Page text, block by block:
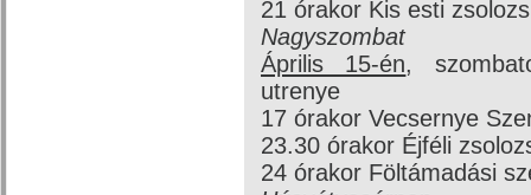
21 órakor Kis esti
Nagyszombat
Április 15-én,
utrenye
17 órakor Vecsernye
23.30 órakor Éjféli
24 órakor Föltámadási